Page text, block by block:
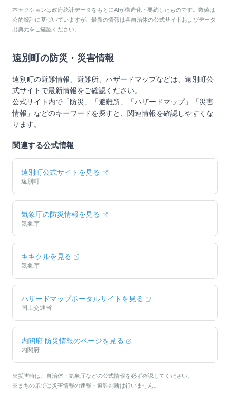
本セクションは政府統計データをもとにAIが構造化・要約したものです。数値は
公的統計に基づいていますが、最新の情報は各自治体の公式サイトおよびデータ
出典元をご確認ください。
遠別町 の防災・災害情報
遠別町の避難情報、避難所、ハザードマップなどは、 遠別町公
式サイトで最新情報をご確認ください。
公式サイト内で「防災」「避難所」「ハザードマップ」「災害
情報」などのキーワードを探すと、関連情報を確認しやすくな
ります。
関連する公式情報
遠別町公式サイトを見る
遠別町
気象庁の防災情報を見る
気象庁
キキクルを見る
気象庁
ハザードマップポータルサイトを見る
国土交通省
内閣府 防災情報のページを見る
内閣府
※災害時は、自治体・気象庁などの公式情報を必ず確認してください。
※まちの扉では災害情報の速報・避難判断は行いません。